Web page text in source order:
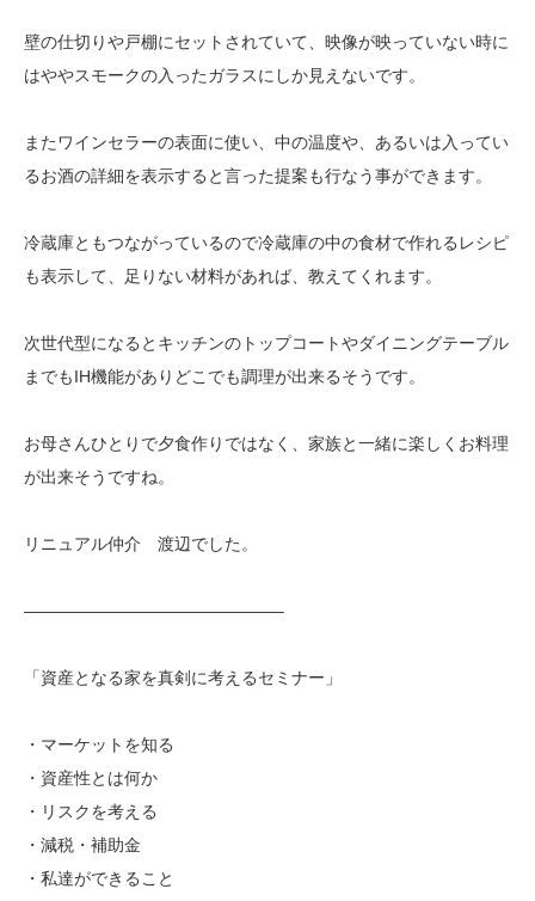
壁の仕切りや戸棚にセットされていて、映像が映っていない時に
はややスモークの入ったガラスにしか見えないです。
またワインセラーの表面に使い、中の温度や、あるいは入ってい
るお酒の詳細を表示すると言った提案も行なう事ができます。
冷蔵庫ともつながっているので冷蔵庫の中の食材で作れるレシピ
も表示して、足りない材料があれば、教えてくれます。
次世代型になるとキッチンのトップコートやダイニングテーブル
までもIH機能がありどこでも調理が出来るそうです。
お母さんひとりで夕食作りではなく、家族と一緒に楽しくお料理
が出来そうですね。
リニュアル仲介 渡辺でした。
———————————————–
「資産となる家を真剣に考えるセミナー」
・マーケットを知る
・資産性とは何か
・リスクを考える
・減税・補助金
・私達ができること